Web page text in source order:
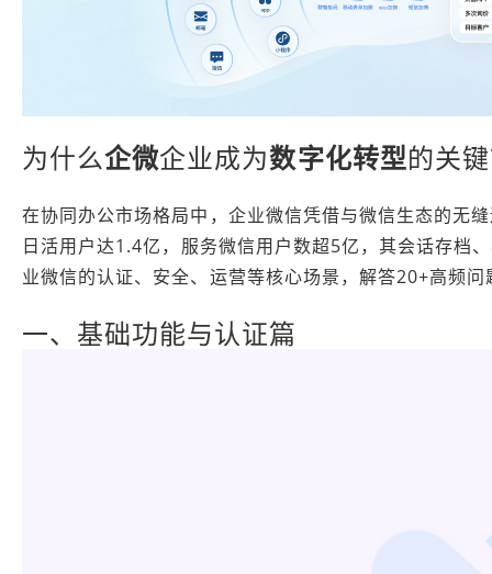
为什么企微企业成为数字化转型的关
在协同办公市场格局中，企业微信凭借与微信生态的无
日活用户达1.4亿，服务微信用户数超5亿，其会话存档
业微信的认证、安全、运营等核心场景，解答20+高频问
一、基础功能与认证篇